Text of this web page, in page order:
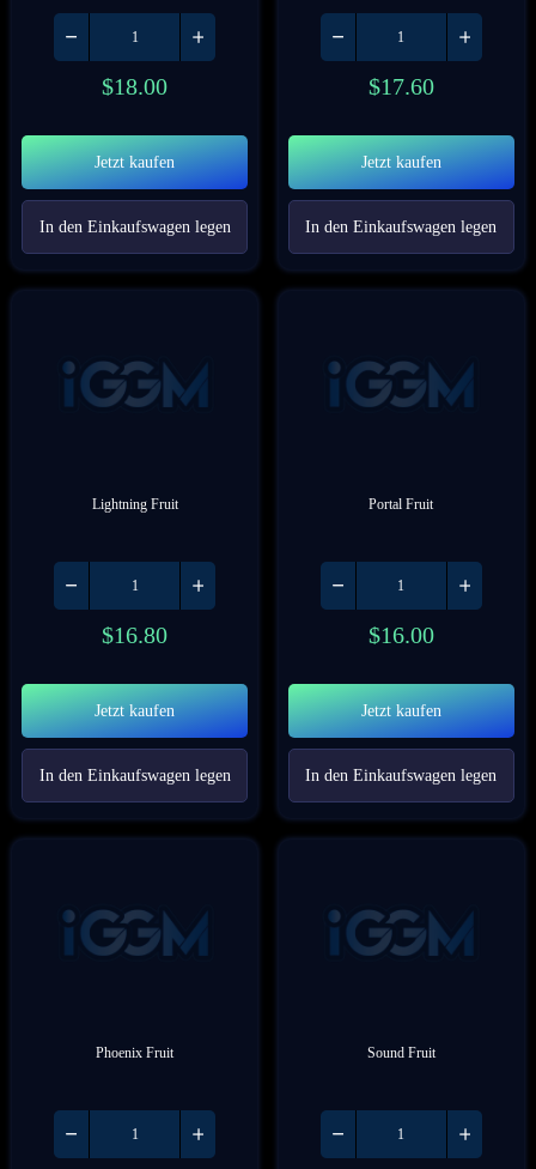
$18.00
Jetzt kaufen
In den Einkaufswagen legen
$17.60
Jetzt kaufen
In den Einkaufswagen legen
Lightning Fruit
$16.80
Jetzt kaufen
In den Einkaufswagen legen
Portal Fruit
$16.00
Jetzt kaufen
In den Einkaufswagen legen
Phoenix Fruit Sound Fruit